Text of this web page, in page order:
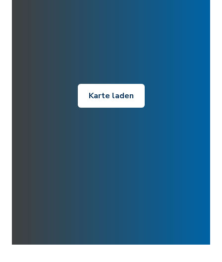
Karte laden